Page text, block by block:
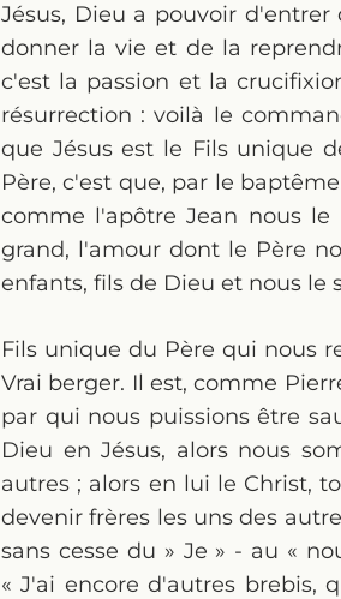
Jésus, Dieu a pouvoir
donner la vie et de la
c'est la passion et la
résurrection : voilà le
que Jésus est le Fils unique
Père, c'est que, par le
comme l'apôtre Jean nous
grand, l'amour dont le Père
enfants, fils de Dieu et nous le
Fils unique du Père qui nous
Vrai berger. Il est, comme
par qui nous puissions être
Dieu en Jésus, alors nous
autres ; alors en lui le Christ,
devenir frères les uns des
sans cesse du » Je » - au «
« J'ai encore d'autres brebis,